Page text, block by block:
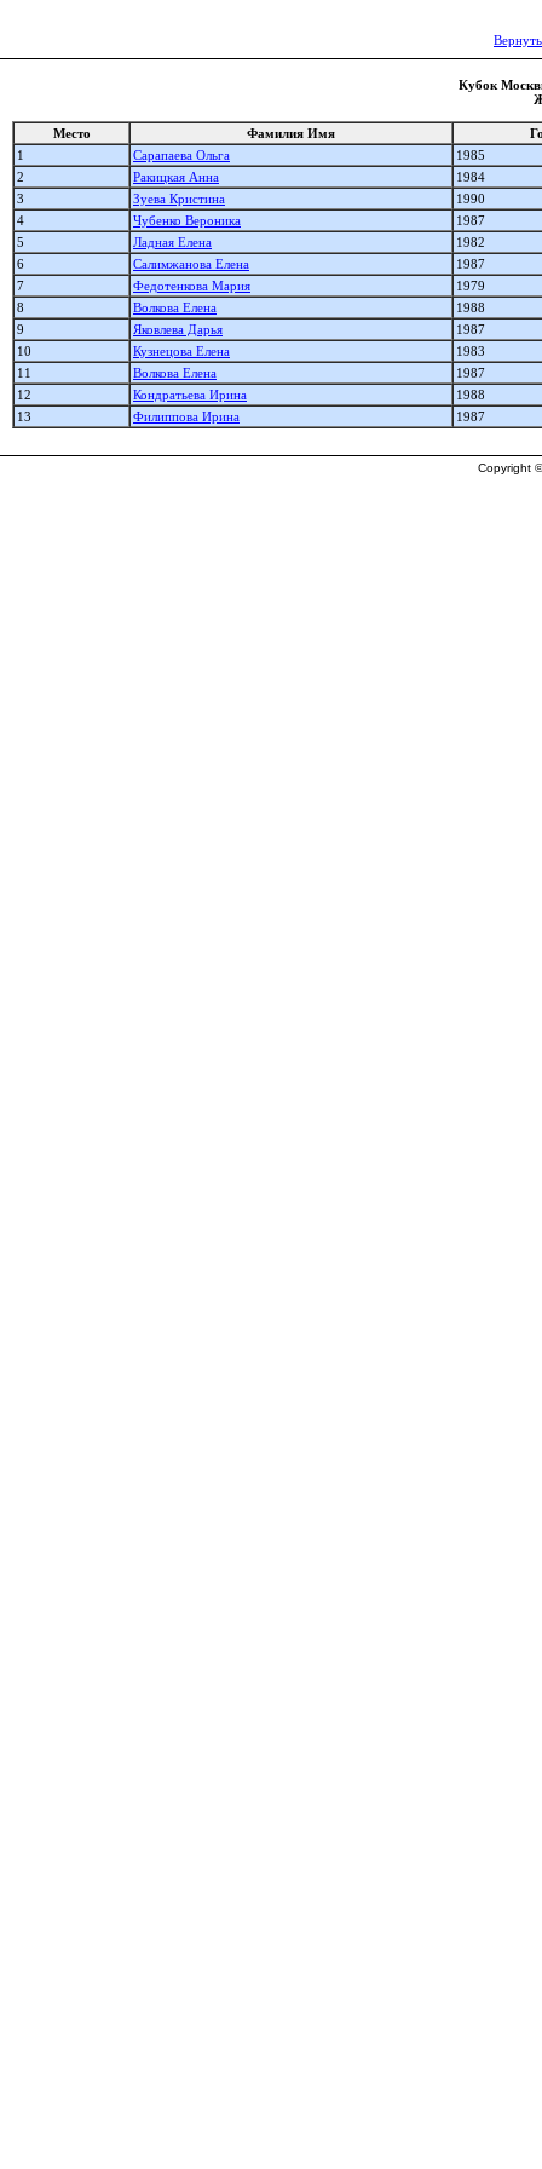
Кубок
Место Фамилия Имя
1
Сарапаева Ольга
1985
2
Ракицкая Анна
1984
3
Зуева Кристина
1990
4
Чубенко Вероника
1987
5
Ладная Елена
1982
6
Салимжанова Елена
1987
7
Федотенкова Мария
1979
8
Волкова Елена
1988
9
Яковлева Дарья
1987
10
Кузнецова Елена
1983
11
Волкова Елена
1987
12
Кондратьева Ирина
1988
13
Филиппова Ирина 1987
Copyright